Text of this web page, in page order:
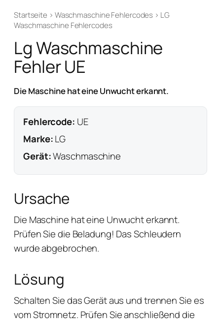
Startseite › Waschmaschine Fehlercodes › LG
Waschmaschine Fehlercodes
Lg Waschmaschine
Fehler UE
Die Maschine hat eine Unwucht erkannt.
Fehlercode: UE
Marke:LG
Gerät:Waschmaschine
Ursache
Die Maschine hat eine Unwucht erkannt.
Prüfen Sie die Beladung! Das Schleudern
wurde abgebrochen.
Lösung
Schalten Sie das Gerät aus und trennen Sie es
vom Stromnetz. Prüfen Sie anschließend die